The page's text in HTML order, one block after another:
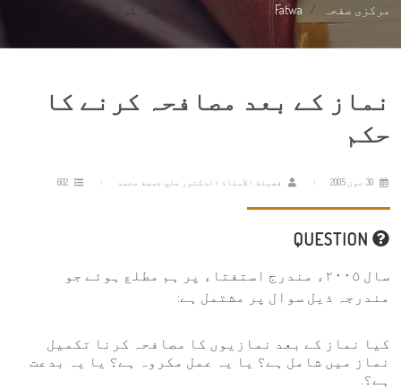
مرکزی صفحہ Fatwa نماز کے بعد مصافحہ کرنے کا حکم
نماز کے بعد مصافحہ کرنے کا
حکم
فضيلة الأستاذ الدكتور علي جمعة محمد
سال ٢٠٠٥ء مندرج استفتاء پر ہم مطلع ہوئے جو
مندرجہ ذیل سوال پر مشتمل ہے:
کیا نماز کے بعد نمازیوں کا مصافحہ کرنا تکمیل
نماز میں شامل ہے؟ یا یہ عمل مکروہ ہے؟ یا يہ بدعت
ہے؟.